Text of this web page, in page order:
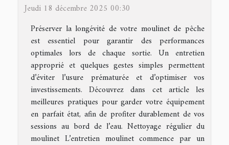
Jeudi 18 décembre 2025 00:30
Préserver la longévité de votre moulinet de pêche
est essentiel pour garantir des performances
optimales lors de chaque sortie. Un entretien
approprié et quelques gestes simples permettent
d’éviter l’usure prématurée et d’optimiser vos
investissements. Découvrez dans cet article les
meilleures pratiques pour garder votre équipement
en parfait état, afin de profiter durablement de vos
sessions au bord de l’eau. Nettoyage régulier du
moulinet L’entretien moulinet commence par un